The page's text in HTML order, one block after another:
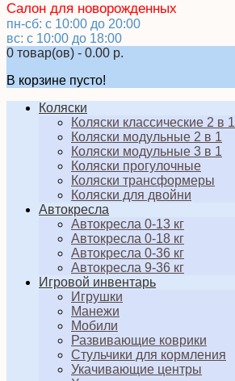
Салон для новорожденных
пн-сб: с 10:00 до 20:00
вс: с 10:00 до 18:00
0 товар(ов) - 0.00 р.
В корзине пусто!
Коляски
Коляски классические 2 в 1
Коляски модульные 2 в 1
Коляски модульные 3 в 1
Коляски прогулочные
Коляски трансформеры
Коляски для двойни
Автокресла
Автокресла 0-13 кг
Автокресла 0-18 кг
Автокресла 0-36 кг
Автокресла 9-36 кг
Игровой инвентарь
Игрушки
Манежи
Мобили
Развивающие коврики
Стульчики для кормления
Укачивающие центры